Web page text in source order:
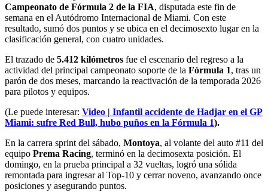
Campeonato de Fórmula 2 de la FIA, disputada este fin de
semana en el Autódromo Internacional de Miami. Con este
resultado, sumó dos puntos y se ubica en el decimosexto lugar en la
clasificación general, con cuatro unidades.
El trazado de 5.412 kilómetros fue el escenario del regreso a la
actividad del principal campeonato soporte de la Fórmula 1, tras un
parón de dos meses, marcando la reactivación de la temporada 2026
para pilotos y equipos.
(Le puede interesar: Video | Infantil accidente de Hadjar en el GP
Miami: sufre Red Bull, hubo puños en la Fórmula 1).
En la carrera sprint del sábado, Montoya, al volante del auto #11 del
equipo Prema Racing, terminó en la decimosexta posición. El
domingo, en la prueba principal a 32 vueltas, logró una sólida
remontada para ingresar al Top-10 y cerrar noveno, avanzando once
posiciones y asegurando puntos.